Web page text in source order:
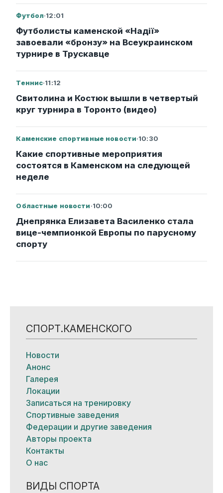
Футбол·12:01
Футболисты каменской «Надії»
завоевали «бронзу» на Всеукраинском
турнире в Трускавце
Теннис·11:12
Свитолина и Костюк вышли в четвертый
круг турнира в Торонто (видео)
Каменские спортивные новости·10:30
Какие спортивные мероприятия
состоятся в Каменском на следующей
неделе
Областные новости·10:00
Днепрянка Елизавета Василенко стала
вице-чемпионкой Европы по парусному
спорту
СПОРТ.КАМЕНСКОГО
Новости
Анонс
Галерея
Локации
Записаться на тренировку
Спортивные заведения
Федерации и другие заведения
Авторы проекта
Контакты
О нас
ВИДЫ СПОРТА